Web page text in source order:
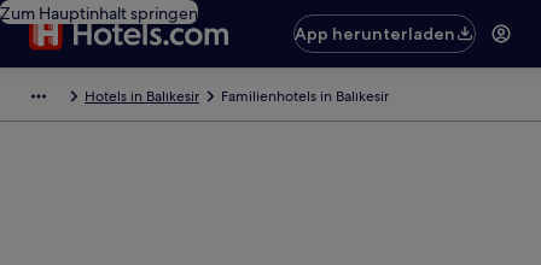
Zum Hauptinhalt springen
App herunterladen
Hotels in Balıkesir Familienhotels in Balıkesir